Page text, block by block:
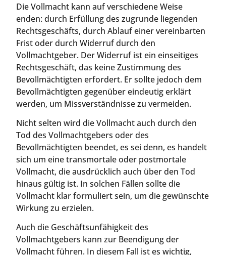
Die Vollmacht kann auf verschiedene Weise
enden: durch Erfüllung des zugrunde liegenden
Rechtsgeschäfts, durch Ablauf einer vereinbarten
Frist oder durch Widerruf durch den
Vollmachtgeber. Der Widerruf ist ein einseitiges
Rechtsgeschäft, das keine Zustimmung des
Bevollmächtigten erfordert. Er sollte jedoch dem
Bevollmächtigten gegenüber eindeutig erklärt
werden, um Missverständnisse zu vermeiden.
Nicht selten wird die Vollmacht auch durch den
Tod des Vollmachtgebers oder des
Bevollmächtigten beendet, es sei denn, es handelt
sich um eine transmortale oder postmortale
Vollmacht, die ausdrücklich auch über den Tod
hinaus gültig ist. In solchen Fällen sollte die
Vollmacht klar formuliert sein, um die gewünschte
Wirkung zu erzielen.
Auch die Geschäftsunfähigkeit des
Vollmachtgebers kann zur Beendigung der
Vollmacht führen. In diesem Fall ist es wichtig,